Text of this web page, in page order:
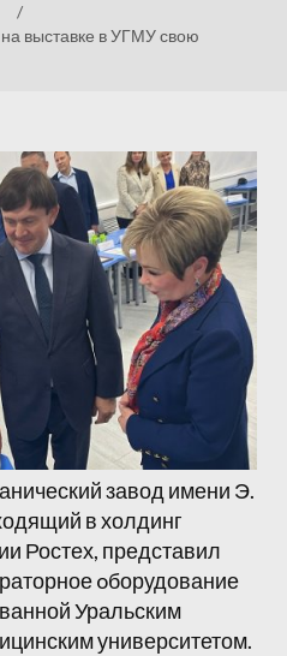
/
выставке в УГМУ свою
завод имени Э.
в холдинг
Ростех, представил
oборудование
Уральским
университетом.